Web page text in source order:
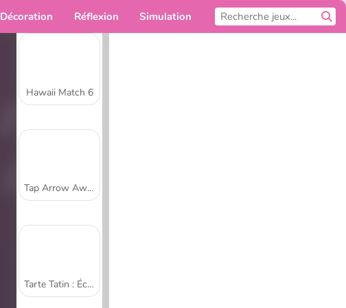
Décoration Réflexion Simulation
Hawaii Match 6
Tap Arrow Away
Tarte Tatin : École de cuisine de Sara